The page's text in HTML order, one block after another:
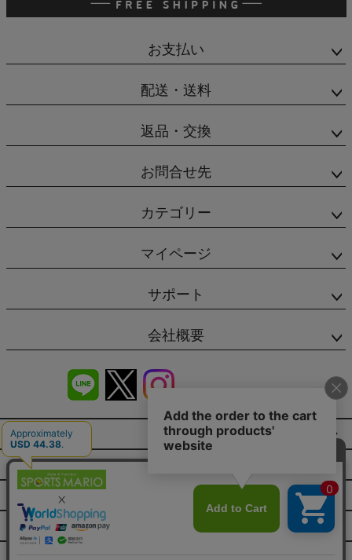
お支払い
配送・送料
返品・交換
お問合せ先
カテゴリー
マイページ
サポート
会社概要
商品レビュー
会社概要（HP）
特定商取引法に基づく表示